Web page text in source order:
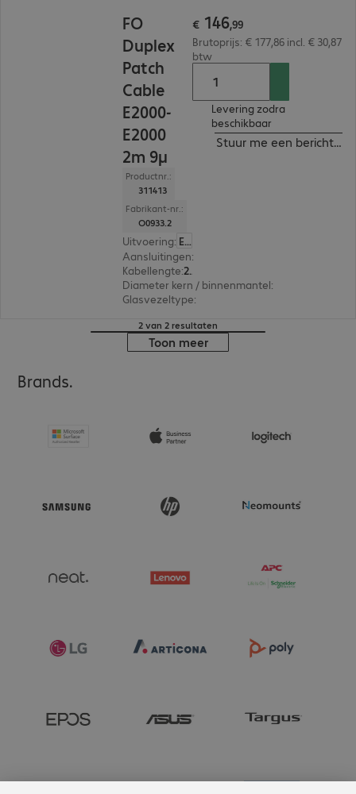
FO
Duplex
Patch
Cable
E2000-
E2000
2m 9µ
Productnr.:
311413
Fabrikant-nr.:
O0933.2
Uitvoering: Europa
Aansluitingen:
Kabellengte: 2 m
Diameter kern / binnenmantel:
Glasvezeltype:
€ 146,99
Brutoprijs: € 177,86 incl. € 30,87
btw
Levering zodra
beschikbaar
Stuur me een bericht
2 van 2 resultaten
Toon meer
Brands.